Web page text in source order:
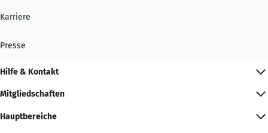
Karriere
Presse
Hilfe & Kontakt
Mitgliedschaften
Hauptbereiche